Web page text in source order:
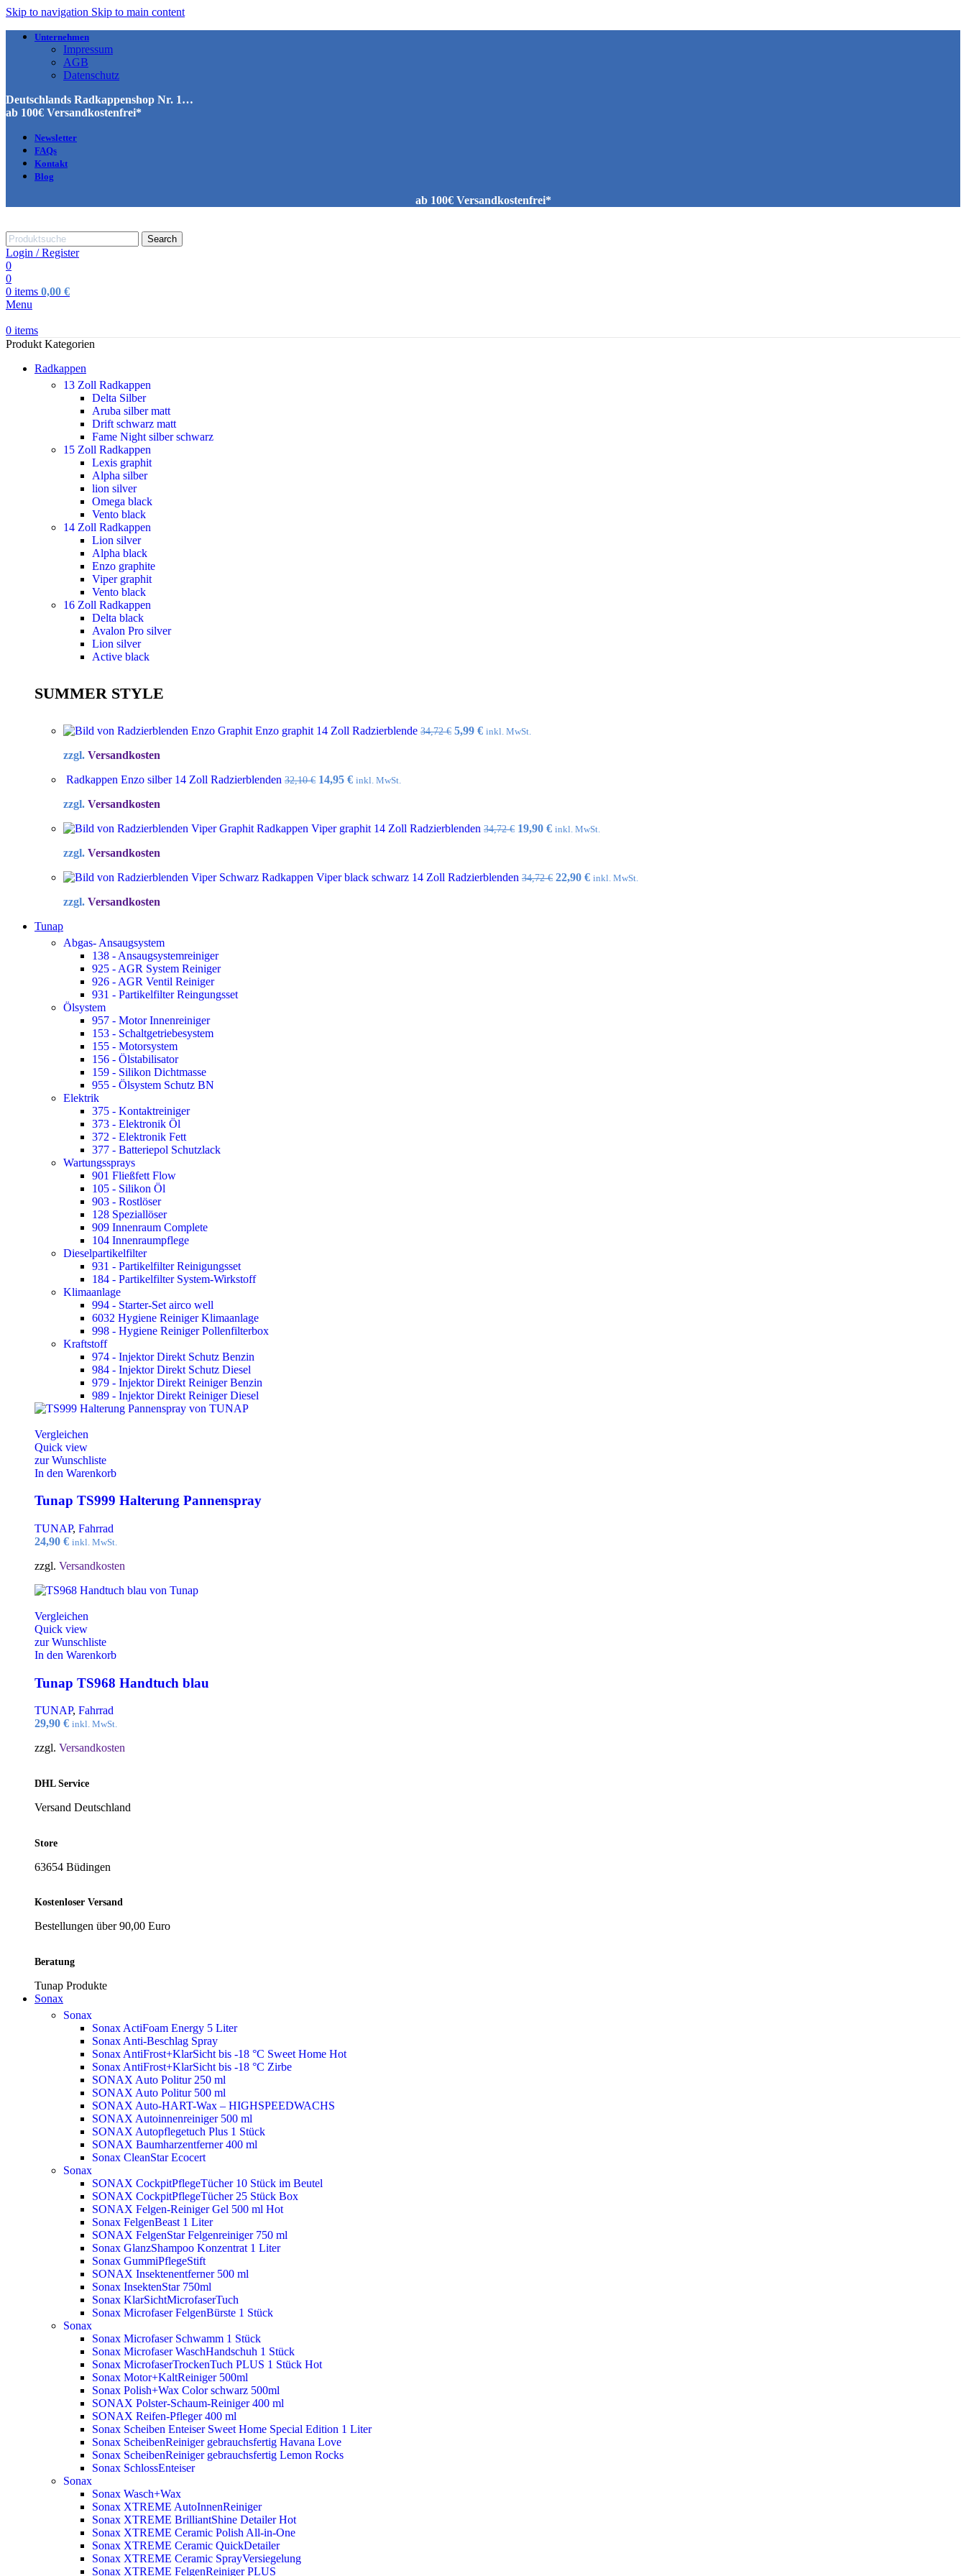
Skip to navigation Skip to main content
Unternehmen
Impressum
AGB
Datenschutz
Deutschlands Radkappenshop Nr. 1…
ab 100€ Versandkostenfrei*
Newsletter
FAQs
Kontakt
Blog
ab 100€ Versandkostenfrei*
Search
Login / Register
0
0
0 items 0,00 €
Menu
0 items
Produkt Kategorien
Radkappen
13 Zoll Radkappen
Delta Silber
Aruba silber matt
Drift schwarz matt
Fame Night silber schwarz
15 Zoll Radkappen
Lexis graphit
Alpha silber
lion silver
Omega black
Vento black
14 Zoll Radkappen
Lion silver
Alpha black
Enzo graphite
Viper graphit
Vento black
16 Zoll Radkappen
Delta black
Avalon Pro silver
Lion silver
Active black
SUMMER STYLE
Enzo graphit 14 Zoll Radzierblende 34,72€ Ursprünglicher
5,99 €Aktueller
inkl. MwSt.
zzgl. Versandkosten
Radkappen Enzo silber 14 Zoll Radzierblenden 32,10€ Ursprünglicher
14,95 €Aktueller
inkl. MwSt.
zzgl. Versandkosten
Radkappen Viper graphit 14 Zoll Radzierblenden 34,72€ Ursprünglicher
19,90 €Aktueller
inkl. MwSt.
zzgl. Versandkosten
Radkappen Viper black schwarz 14 Zoll Radzierblenden 34,72€ Ursprünglicher
22,90 €Aktueller
inkl. MwSt.
zzgl. Versandkosten
Tunap
Abgas- Ansaugsystem
138 - Ansaugsystemreiniger
925 - AGR System Reiniger
926 - AGR Ventil Reiniger
931 - Partikelfilter Reingungsset
Ölsystem
957 - Motor Innenreiniger
153 - Schaltgetriebesystem
155 - Motorsystem
156 - Ölstabilisator
159 - Silikon Dichtmasse
955 - Ölsystem Schutz BN
Elektrik
375 - Kontaktreiniger
373 - Elektronik Öl
372 - Elektronik Fett
377 - Batteriepol Schutzlack
Wartungssprays
901 Fließfett Flow
105 - Silikon Öl
903 - Rostlöser
128 Speziallöser
909 Innenraum Complete
104 Innenraumpflege
Dieselpartikelfilter
931 - Partikelfilter Reinigungsset
184 - Partikelfilter System-Wirkstoff
Klimaanlage
994 - Starter-Set airco well
6032 Hygiene Reiniger Klimaanlage
998 - Hygiene Reiniger Pollenfilterbox
Kraftstoff
974 - Injektor Direkt Schutz Benzin
984 - Injektor Direkt Schutz Diesel
979 - Injektor Direkt Reiniger Benzin
989 - Injektor Direkt Reiniger Diesel
Vergleichen
Quick view
zur Wunschliste
In den Warenkorb
Tunap TS999 Halterung Pannenspray
TUNAP, Fahrrad
24,90 € inkl. MwSt.
zzgl. Versandkosten
Vergleichen
Quick view
zur Wunschliste
In den Warenkorb
Tunap TS968 Handtuch blau
TUNAP, Fahrrad
29,90 € inkl. MwSt.
zzgl. Versandkosten
DHL Service
Versand Deutschland
Store
63654 Büdingen
Kostenloser Versand
Bestellungen über 90,00 Euro
Beratung
Tunap Produkte
Sonax
Sonax
Sonax ActiFoam Energy 5 Liter
Sonax Anti-Beschlag Spray
Sonax AntiFrost+KlarSicht bis -18 °C Sweet Home Hot
Sonax AntiFrost+KlarSicht bis -18 °C Zirbe
SONAX Auto Politur 250 ml
SONAX Auto Politur 500 ml
SONAX Auto-HART-Wax – HIGHSPEEDWACHS
SONAX Autoinnenreiniger 500 ml
SONAX Autopflegetuch Plus 1 Stück
SONAX Baumharzentferner 400 ml
Sonax CleanStar Ecocert
Sonax
SONAX CockpitPflegeTücher 10 Stück im Beutel
SONAX CockpitPflegeTücher 25 Stück Box
SONAX Felgen-Reiniger Gel 500 ml Hot
Sonax FelgenBeast 1 Liter
SONAX FelgenStar Felgenreiniger 750 ml
Sonax GlanzShampoo Konzentrat 1 Liter
Sonax GummiPflegeStift
SONAX Insektenentferner 500 ml
Sonax InsektenStar 750ml
Sonax KlarSichtMicrofaserTuch
Sonax Microfaser FelgenBürste 1 Stück
Sonax
Sonax Microfaser Schwamm 1 Stück
Sonax Microfaser WaschHandschuh 1 Stück
Sonax MicrofaserTrockenTuch PLUS 1 Stück Hot
Sonax Motor+KaltReiniger 500ml
Sonax Polish+Wax Color schwarz 500ml
SONAX Polster-Schaum-Reiniger 400 ml
SONAX Reifen-Pfleger 400 ml
Sonax Scheiben Enteiser Sweet Home Special Edition 1 Liter
Sonax ScheibenReiniger gebrauchsfertig Havana Love
Sonax ScheibenReiniger gebrauchsfertig Lemon Rocks
Sonax SchlossEnteiser
Sonax
Sonax Wasch+Wax
Sonax XTREME AutoInnenReiniger
Sonax XTREME BrilliantShine DetailerHot
Sonax XTREME Ceramic Polish All-in-One
Sonax XTREME Ceramic QuickDetailer
Sonax XTREME Ceramic SprayVersiegelung
Sonax XTREME FelgenReiniger PLUS